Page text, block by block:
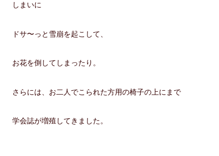
しまいに
ドサ〜っと雪崩を起こして、
お花を倒してしまったり。
さらには、お二人でこられた方用の椅子の上にまで
学会誌が増殖してきました。